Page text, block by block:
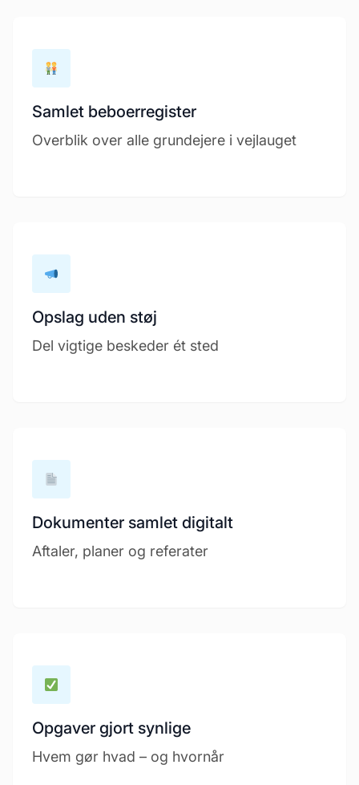
Samlet beboerregister
Overblik over alle grundejere i vejlauget
Opslag uden støj
Del vigtige beskeder ét sted
Dokumenter samlet digitalt
Aftaler, planer og referater
Opgaver gjort synlige
Hvem gør hvad – og hvornår